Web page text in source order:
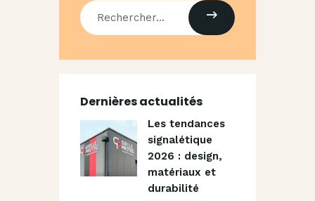
Dernières actualités
Les tendances
signalétique
2026 : design,
matériaux et
durabilité